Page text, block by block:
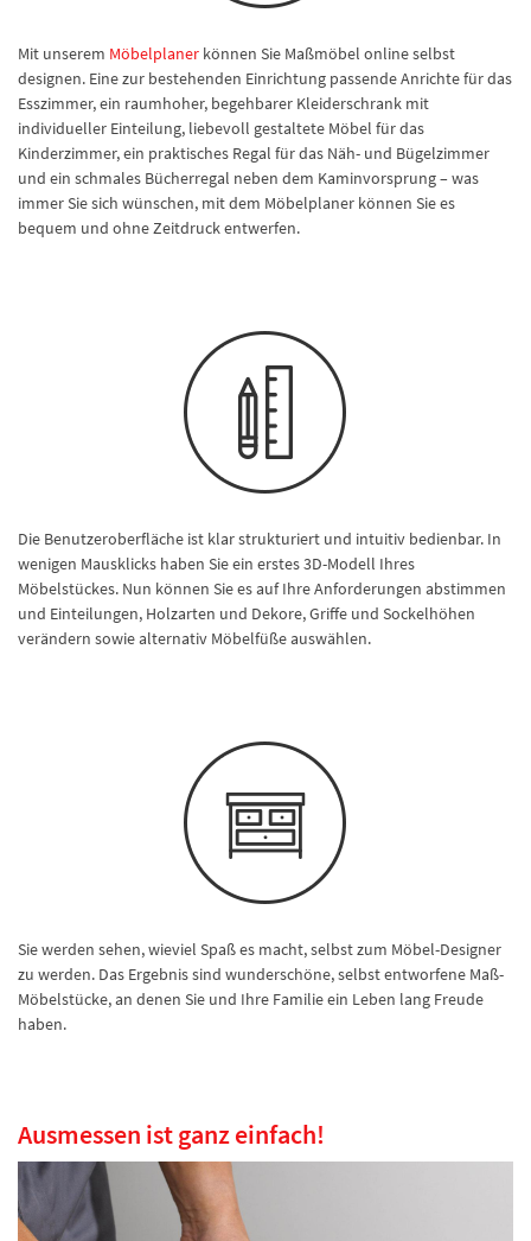
Mit unserem Möbelplaner können Sie Maßmöbel online selbst
designen. Eine zur bestehenden Einrichtung passende Anrichte für das
Esszimmer, ein raumhoher, begehbarer Kleiderschrank mit
individueller Einteilung, liebevoll gestaltete Möbel für das
Kinderzimmer, ein praktisches Regal für das Näh- und Bügelzimmer
und ein schmales Bücherregal neben dem Kaminvorsprung – was
immer Sie sich wünschen, mit dem Möbelplaner können Sie es
bequem und ohne Zeitdruck entwerfen.
Die Benutzeroberfläche ist klar strukturiert und intuitiv bedienbar. In
wenigen Mausklicks haben Sie ein erstes 3D-Modell Ihres
Möbelstückes. Nun können Sie es auf Ihre Anforderungen abstimmen
und Einteilungen, Holzarten und Dekore, Griffe und Sockelhöhen
verändern sowie alternativ Möbelfüße auswählen.
Sie werden sehen, wieviel Spaß es macht, selbst zum Möbel-Designer
zu werden. Das Ergebnis sind wunderschöne, selbst entworfene Maß-
Möbelstücke, an denen Sie und Ihre Familie ein Leben lang Freude
haben.
Ausmessen ist ganz einfach!